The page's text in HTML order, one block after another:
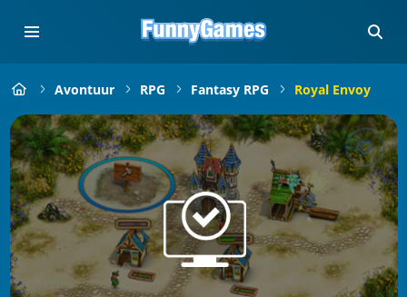
Avontuur RPG Fantasy RPG Royal Envoy